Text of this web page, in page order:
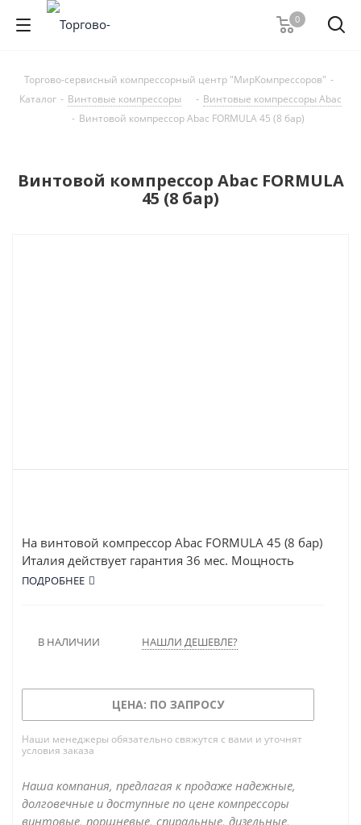
0
Торгово-сервисный компрессорный центр "МирКомпрессоров" -
Каталог - Винтовые компрессоры - Винтовые компрессоры Abac
- Винтовой компрессор Abac FORMULA 45 (8 бар)
Винтовой компрессор Abac FORMULA
45 (8 бар)
На винтовой компрессор Abac FORMULA 45 (8 бар)
Италия действует гарантия 36 мес. Мощность
двигателя FORMULA 45 (8 бар) составляет 45 кВт, а
ПОДРОБНЕЕ
В НАЛИЧИИ НАШЛИ ДЕШЕВЛЕ?
ЦЕНА: ПО ЗАПРОСУ
Наши менеджеры обязательно свяжутся с вами и уточнят
условия заказа
Наша компания, предлагая к продаже надежные,
долговечные и доступные по цене компрессоры
винтовые, поршневые, спиральные, дизельные,